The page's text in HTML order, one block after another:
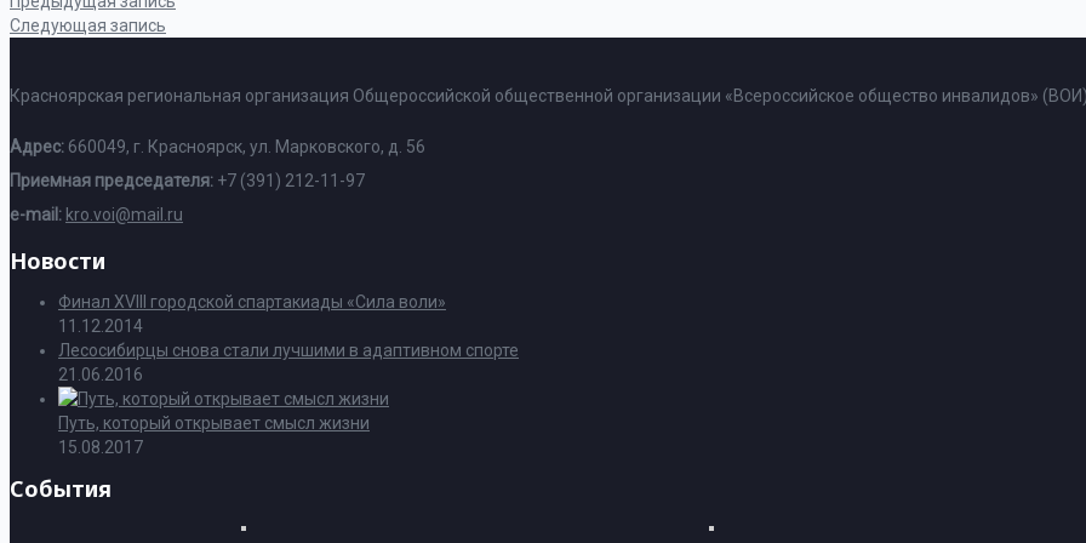
Следующая запись
Красноярская региональная организация Общероссийской общественной организации «Всероссийское общество инвалидов»
Адрес: 660049, г. Красноярск, ул. Марковского, д. 56
Приемная председателя: +7 (391) 212-11-97
e-mail: kro.voi@mail.ru
Новости
Финал XVIII городской спартакиады «Сила воли»
11.12.2014
Лесосибирцы снова стали лучшими в адаптивном спорте
21.06.2016
Путь, который открывает смысл жизни
15.08.2017
События